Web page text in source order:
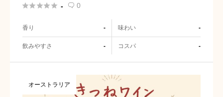
ォ IGT
 -  0
香り - 味わい -
飲みやすさ - コスパ -
オーストラリア